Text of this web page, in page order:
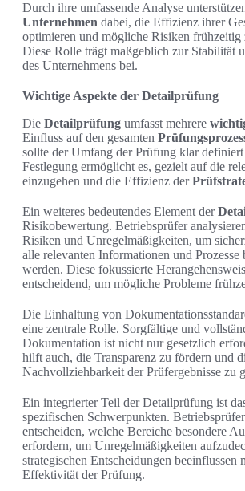
Durch ihre umfassende Analyse
Unternehmen dabei, die Effizienz ihrer
optimieren und mögliche Risiken frühzeitig
Diese Rolle trägt maßgeblich zur Stabilität
des Unternehmens bei.
Wichtige Aspekte der Detailprüfung
Die Detailprüfung umfasst mehrere
Einfluss auf den gesamten
sollte der Umfang der Prüfung klar
Festlegung ermöglicht es, gezielt auf die
einzugehen und die Effizienz der
Ein weiteres bedeutendes Element der
Risikobewertung. Betriebsprüfer
Risiken und Unregelmäßigkeiten, um
alle relevanten Informationen und Prozesse
werden. Diese fokussierte
entscheidend, um mögliche Probleme
Die Einhaltung von
eine zentrale Rolle. Sorgfältige und
Dokumentation ist nicht nur gesetzlich
hilft auch, die Transparenz zu fördern und
Nachvollziehbarkeit der Prüfergebnisse zu
Ein integrierter Teil der Detailprüfung ist
spezifischen Schwerpunkten.
entscheiden, welche Bereiche besondere
erfordern, um Unregelmäßigkeiten
strategischen Entscheidungen beeinflussen
Effektivität der Prüfung.